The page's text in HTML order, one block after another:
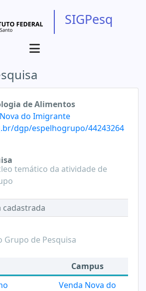
SIGPesq
de Alimentos
do Imigrante
dgp/espelhogrupo/44243264
temático da atividade de
cadastrada
Grupo de Pesquisa
Campus
Venda Nova do